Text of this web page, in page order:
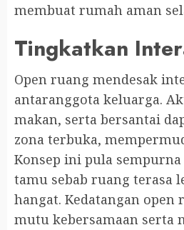
membuat rumah aman
Tingkatkan
Open ruang mendesak
antaranggota keluarga.
makan, serta bersantai
zona terbuka,
Konsep ini pula
tamu sebab ruang terasa
hangat. Kedatangan
mutu kebersamaan serta